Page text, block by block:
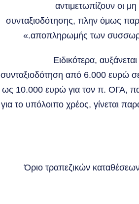
αντιμετωπίζουν οι
συνταξιοδότησης, πλην όμως
αποπληρωμής των
Ειδικότερα,
συνταξιοδότηση από 6.000 ευρώ
ως 10.000 ευρώ για τον π. ΟΓΑ,
για το υπόλοιπο χρέος, γίνεται
Όριο τραπεζικών